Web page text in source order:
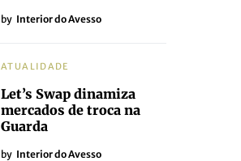
by Interior do Avesso
ATUALIDADE
Let’s Swap dinamiza
mercados de troca na
Guarda
by Interior do Avesso